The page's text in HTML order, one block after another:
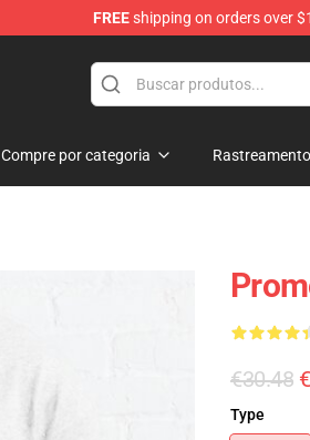
FREEshipping on orders over
Compre por categoria
€30.48
Type